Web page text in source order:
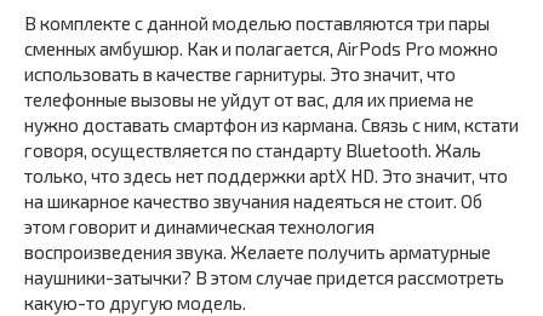
В комплекте с данной моделью поставляются три пары
сменных амбушюр. Как и полагается, AirPods Pro можно
использовать в качестве гарнитуры. Это значит, что
телефонные вызовы не уйдут от вас, для их приема не
нужно доставать смартфон из кармана. Связь с ним, кстати
говоря, осуществляется по стандарту Bluetooth. Жаль
только, что здесь нет поддержки aptX HD. Это значит, что
на шикарное качество звучания надеяться не стоит. Об
этом говорит и динамическая технология
воспроизведения звука. Желаете получить арматурные
наушники-затычки? В этом случае придется рассмотреть
какую-то другую модель.